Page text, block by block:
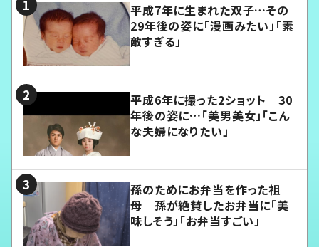
平成7年に生まれた双子…その
29年後の姿に「漫画みたい」「素
敵すぎる」
平成6年に撮った2ショット 30
年後の姿に…「美男美女」「こん
な夫婦になりたい」
孫のためにお弁当を作った祖
母 孫が絶賛したお弁当に「美
味しそう」「お弁当すごい」